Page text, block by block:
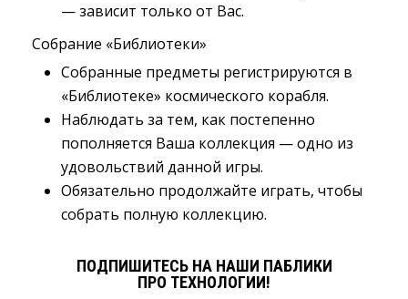
— зависит только от Вас.
Собрание «Библиотеки»
Собранные предметы регистрируются в
«Библиотеке» космического корабля.
Наблюдать за тем, как постепенно
пополняется Ваша коллекция — одно из
удовольствий данной игры.
Обязательно продолжайте играть, чтобы
собрать полную коллекцию.
ПОДПИШИТЕСЬ НА НАШИ ПАБЛИКИ
ПРО ТЕХНОЛОГИИ!